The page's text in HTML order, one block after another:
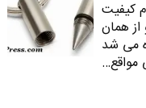
کیفیت
از همان
می شد